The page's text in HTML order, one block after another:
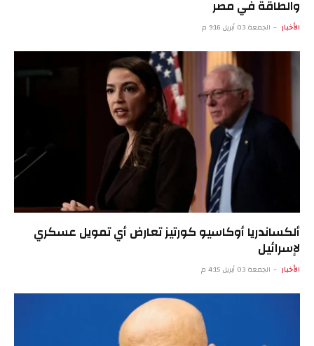
والطاقة في مصر
الأخبار الجمعة 03 أبريل 9:16 م
ألكساندريا أوكاسيو كورتيز تعارض أي تمويل عسكري
لإسرائيل
الأخبار الجمعة 03 أبريل 4:15 م